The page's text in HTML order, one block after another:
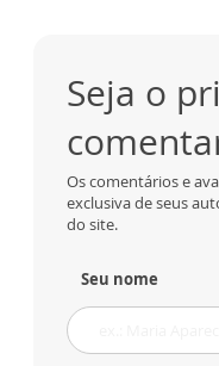
Seja o
Os comentários e
exclusiva de seus
do site.
Seu nome